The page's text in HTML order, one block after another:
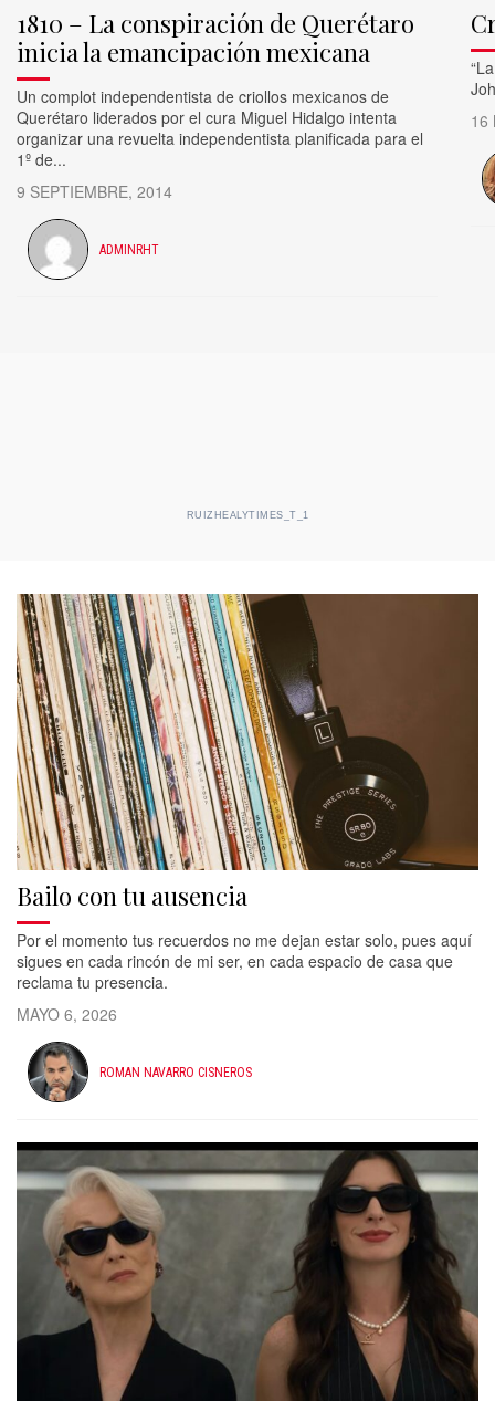
1810 – La conspiración de Querétaro
inicia la emancipación mexicana
Un complot independentista de criollos mexicanos de
Querétaro liderados por el cura Miguel Hidalgo intenta
organizar una revuelta independentista planificada para el
1º de...
9 SEPTIEMBRE, 2014
ADMINRHT
16
RUIZHEALYTIMES_T_1
Bailo con tu ausencia
Por el momento tus recuerdos no me dejan estar solo, pues aquí
sigues en cada rincón de mi ser, en cada espacio de casa que
reclama tu presencia.
MAYO 6, 2026
ROMAN NAVARRO CISNEROS